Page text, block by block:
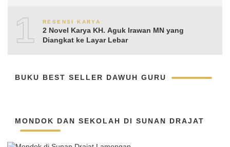
10RESENSI KARYA
2 Novel Karya KH. Aguk Irawan MN yang
Diangkat ke Layar Lebar
BUKU BEST SELLER DAWUH GURU
MONDOK DAN SEKOLAH DI SUNAN DRAJAT